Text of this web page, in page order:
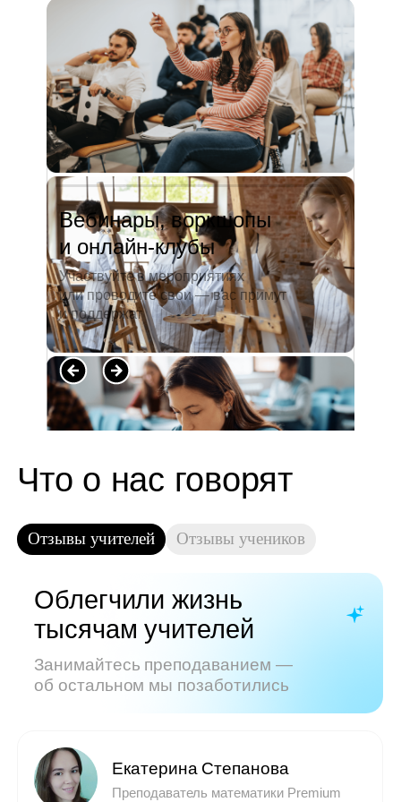
Вебинары, воркшопы
и онлайн-клубы
Участвуйте в мероприятиях
или проводите свои — вас примут
и поддержат
педагогический университет, пошла
преподавать в школу. Проработав в ней
5 лет, я поняла, что нужно двигать...
Читать полностью →
Показать все отзывы
Часто задаваемые
вопросы